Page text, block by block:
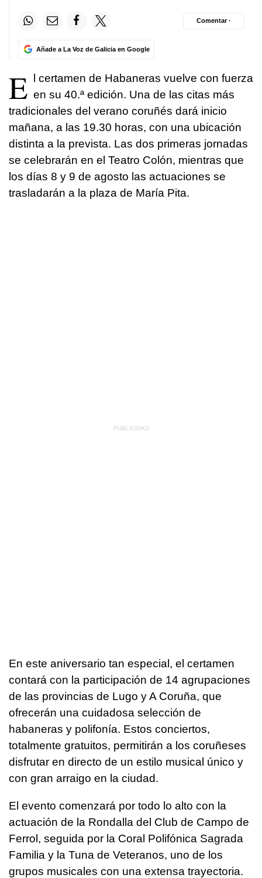
Añade a La Voz de Galicia en Google
Comentar ·
E l certamen de Habaneras vuelve con fuerza
en su 40.ª edición. Una de las citas más
tradicionales del verano coruñés dará inicio
mañana, a las 19.30 horas, con una ubicación
distinta a la prevista. Las dos primeras jornadas
se celebrarán en el Teatro Colón, mientras que
los días 8 y 9 de agosto las actuaciones se
trasladarán a la plaza de María Pita.
En este aniversario tan especial, el certamen
contará con la participación de 14 agrupaciones
de las provincias de Lugo y A Coruña, que
ofrecerán una cuidadosa selección de
habaneras y polifonía. Estos conciertos,
totalmente gratuitos, permitirán a los coruñeses
disfrutar en directo de un estilo musical único y
con gran arraigo en la ciudad.
El evento comenzará por todo lo alto con la
actuación de la Rondalla del Club de Campo de
Ferrol, seguida por la Coral Polifónica Sagrada
Familia y la Tuna de Veteranos, uno de los
grupos musicales con una extensa trayectoria.